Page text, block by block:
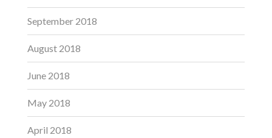
September 2018
August 2018
June 2018
May 2018
April 2018